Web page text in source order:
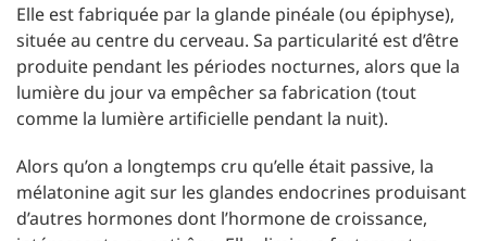
Elle est fabriquée par la glande pinéale (ou épiphyse),
située au centre du cerveau. Sa particularité est d’être
produite pendant les périodes nocturnes, alors que la
lumière du jour va empêcher sa fabrication (tout
comme la lumière artificielle pendant la nuit).
Alors qu’on a longtemps cru qu’elle était passive, la
mélatonine agit sur les glandes endocrines produisant
d’autres hormones dont l’hormone de croissance,